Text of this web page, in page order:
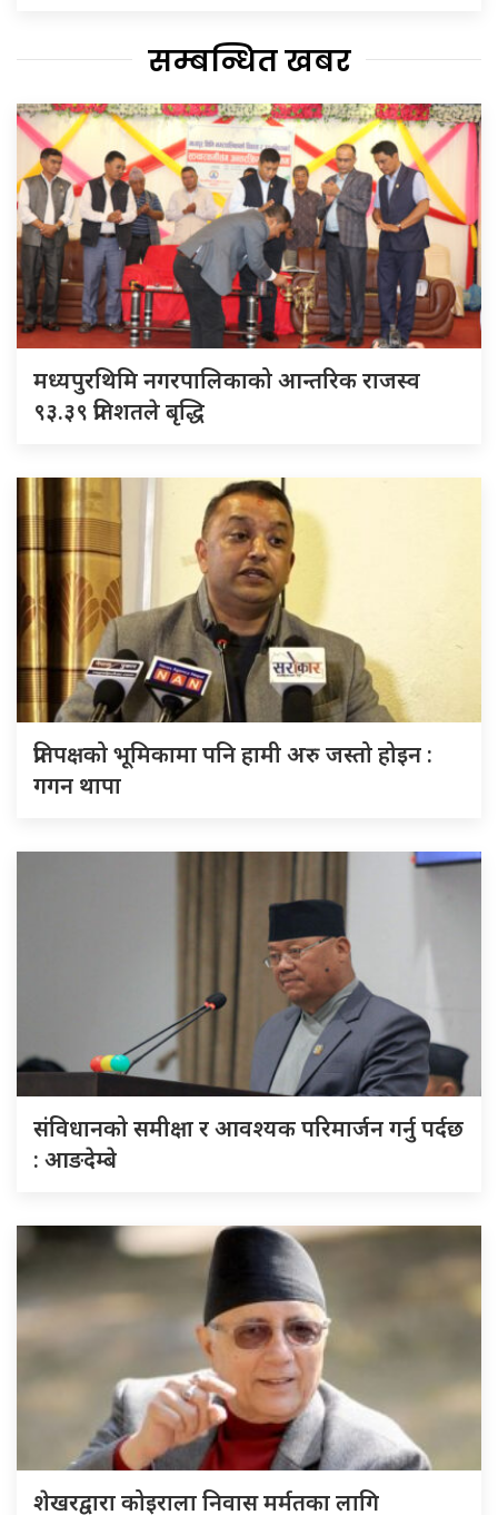
सम्बन्धित खबर
मध्यपुरथिमि नगरपालिकाको आन्तरिक राजस्व
९३.३९ प्रतिशतले बृद्धि
प्रतिपक्षको भूमिकामा पनि हामी अरु जस्तो होइन :
गगन थापा
संविधानको समीक्षा र आवश्यक परिमार्जन गर्नु पर्दछ
: आङदेम्बे
शेखरद्वारा कोइराला निवास मर्मतका लागि